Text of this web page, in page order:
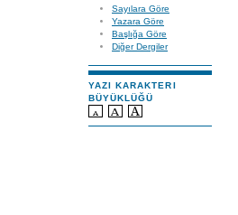
Sayılara Göre
Yazara Göre
Başlığa Göre
Diğer Dergiler
YAZI KARAKTERI
BÜYÜKLÜĞÜ